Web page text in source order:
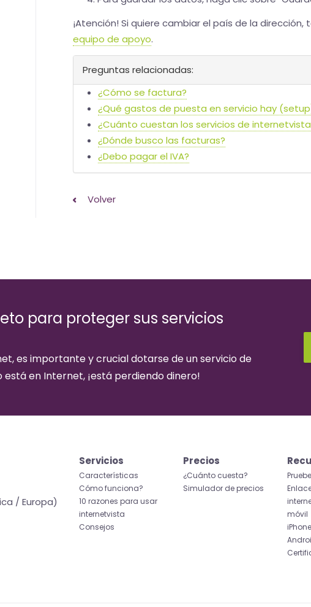
¡Atención! Si quiere cambiar el país de la
equipo de apoyo.
Preguntas relacionadas:
¿Cómo se factura?
¿Qué gastos de puesta en servicio hay
¿Cuánto cuestan los servicios de
¿Dónde busco las facturas?
¿Debo pagar el IVA?
Volver
para proteger sus servicios
es importante y crucial dotarse de un servicio de
está en Internet, ¡está perdiendo dinero!
/ Europa)
Servicios
Características
Cómo funciona?
10 razones para usar
internetvista
Consejos
Precios
¿Cuánto cuesta?
Simulador de precios
móvil
iPhone